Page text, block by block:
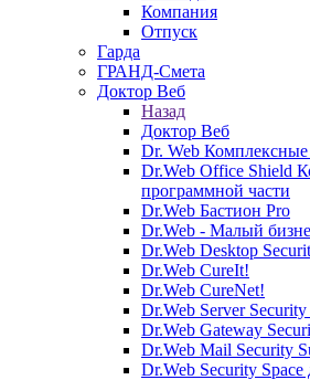
Компания
Отпуск
Гарда
ГРАНД-Смета
Доктор Веб
Назад
Доктор Веб
Dr. Web
Dr.Web Office Shield
программной части
Dr.Web Бастион Pro
Dr.Web - Малый
Dr.Web Desktop
Dr.Web CureIt!
Dr.Web CureNet!
Dr.Web Server Security
Dr.Web Gateway
Dr.Web Mail Security
Dr.Web Security